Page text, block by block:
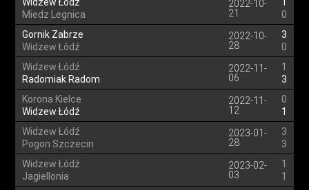
Miedz Legnica
2022-10-
21
0
Gornik Zabrze
Widzew Łódź
2022-10-
28
3
0
Widzew Łódź
Radomiak Radom
2022-11-
06
1
3
Korona Kielce
Widzew Łódź
2022-11-
12
0
1
Widzew Łódź
Pogon Szczecin
2023-01-
28
3
3
Widzew Łódź
Jagiellonia
2023-02-
03
1
1